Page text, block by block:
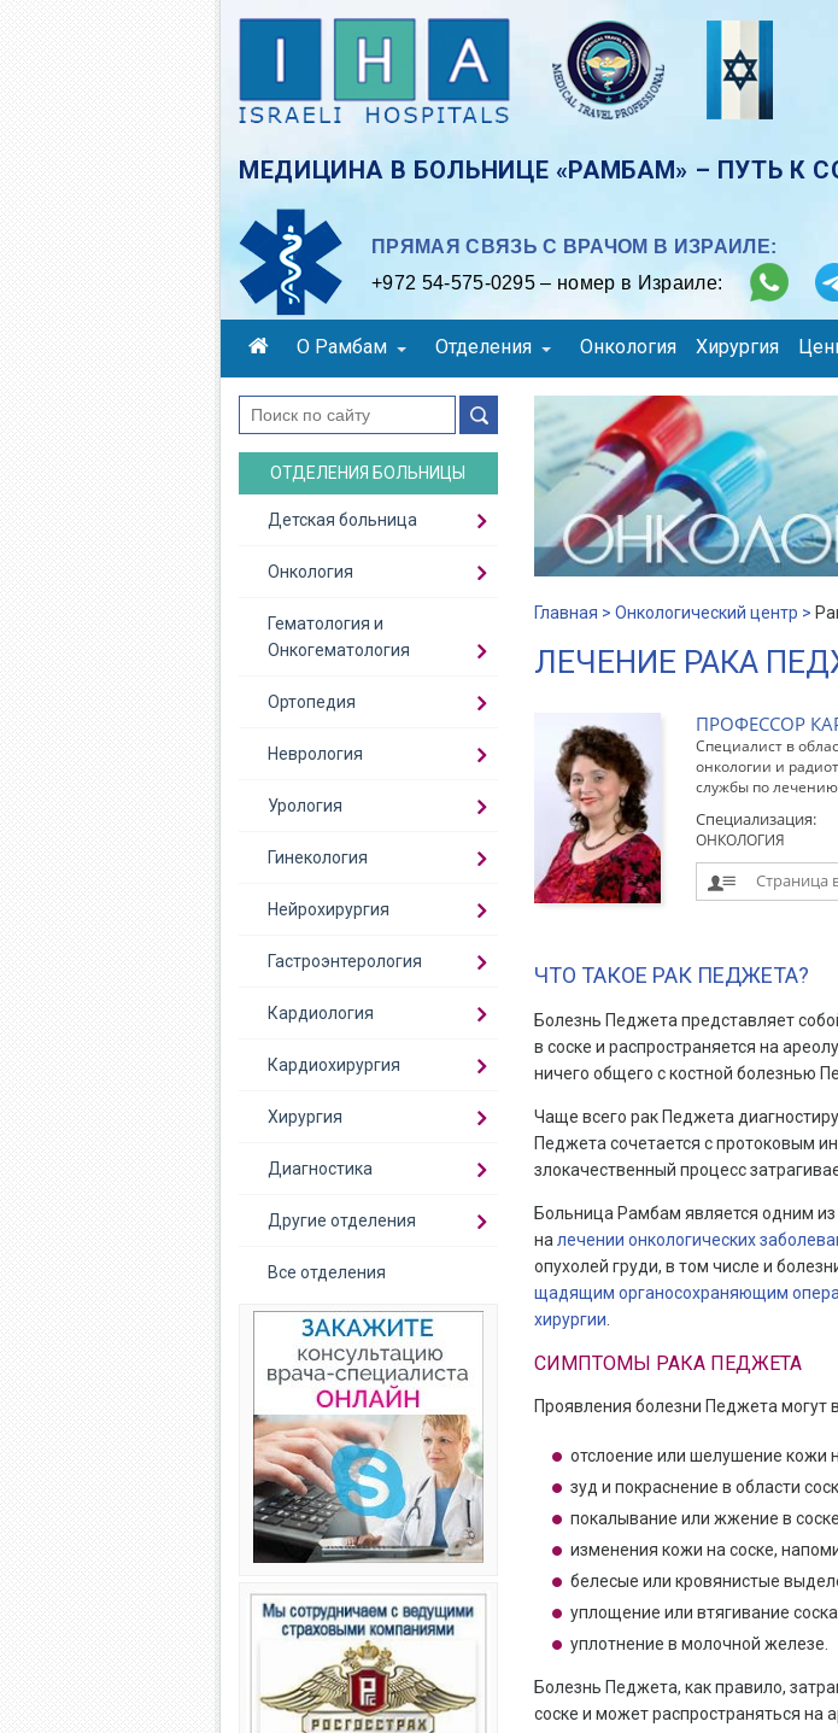
content
МЕДИЦИНА В БОЛЬНИЦЕ «РАМБАМ» – ПУТЬ К
ПРЯМАЯ СВЯЗЬ С ВРАЧОМ В ИЗРАИЛЕ:
+972 54-575-0295 – номер в Израиле:
О Рамбам Отделения Онкология Хирургия
Главная > Онкологический центр >
ЛЕЧЕНИЕ РАКА
ПРОФЕССОР
Специалист в
онкологии и
службы по лечению
Специализация:
ОНКОЛОГИЯ
Страница
ЧТО ТАКОЕ РАК ПЕДЖЕТА?
Болезнь Педжета представляет
в соске и распространяется на
ничего общего с костной болезнью
Чаще всего рак Педжета
Педжета сочетается с протоковым
злокачественный процесс
Больница Рамбам является одним
на лечении онкологических
опухолей груди, в том числе и
щадящим органосохраняющим
хирургии
СИМПТОМЫ РАКА ПЕДЖЕТА
Проявления болезни Педжета могут
отслоение или шелушение кожи
зуд и покраснение в области
покалывание или жжение в
изменения кожи на соске,
белесые или кровянистые
уплощение или втягивание
уплотнение в молочной железе.
Болезнь Педжета, как правило,
соске и может распространяться на
поиск
ОТДЕЛЕНИЯ БОЛЬНИЦЫ
Детская больница
Онкология
Гематология и
Онкогематология
Ортопедия
Неврология
Урология
Гинекология
Нейрохирургия
Гастроэнтерология
Кардиология
Кардиохирургия
Хирургия
Диагностика
Другие отделения
Все отделения